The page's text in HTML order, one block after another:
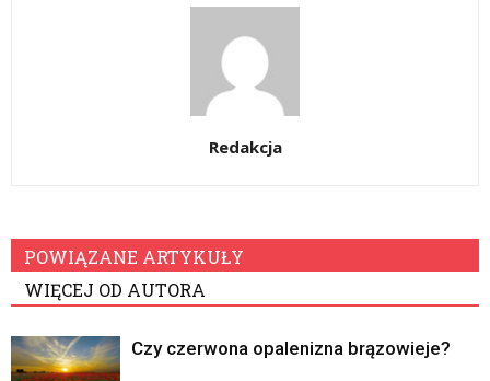
Redakcja
POWIĄZANE ARTYKUŁY
WIĘCEJ OD AUTORA
Czy czerwona opalenizna brązowieje?